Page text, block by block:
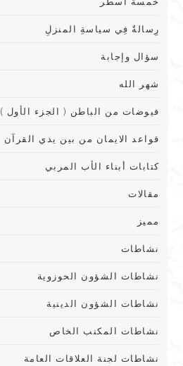
رِسالةٌ فِي سياسةِ المنزلِ
سؤال وإجابة
شهر الله
فيوضات من الباطن ( الجزء الأول )
قواعد الايمان من بين يدي القرآن
كتابات أبناء الأب المربي
مقالات
مميز
نشاطات
نشاطات الشؤون الحوزوية
نشاطات الشؤون الدينية
نشاطات المكنب الخاص
نشاطات لجنة العلاقات العامة